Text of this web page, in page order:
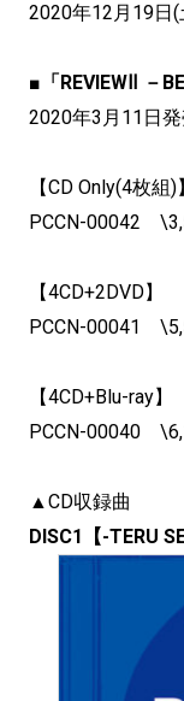
2020年12月19日
■ 「REVIEWⅡ －
2020年3月11日
【CD Only(4枚組)】
PCCN-00042
【4CD+2DVD】
PCCN-00041
【4CD+Blu-ray】
PCCN-00040
▲CD収録曲
DISC1【-TERU